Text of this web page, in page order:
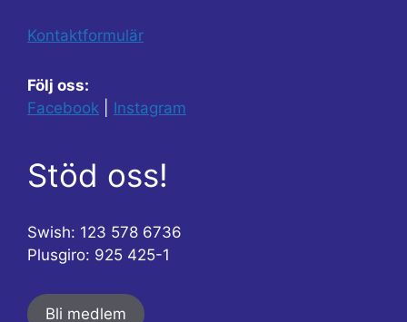
Kontaktformulär
Följ oss:
Facebook
Instagram
Stöd oss!
Swish: 123 578 6736
Plusgiro: 925 425-1
Bli medlem